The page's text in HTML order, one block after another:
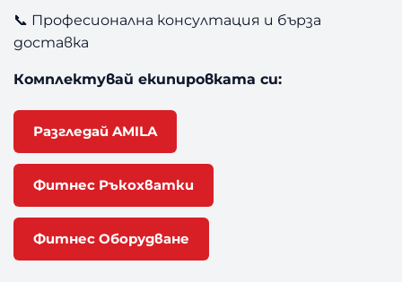
📞 Професионална консултация и бърза
доставка
Комплектувай екипировката си:
Разгледай AMILA
Фитнес Ръкохватки
Фитнес Оборудване